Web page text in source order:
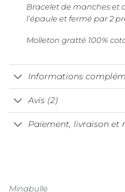
Bracelet de manches et
l’épaule et fermé par 2
Molleton gratté 100%
Informations
Avis (2)
Paiement, livraison et
Minabulle